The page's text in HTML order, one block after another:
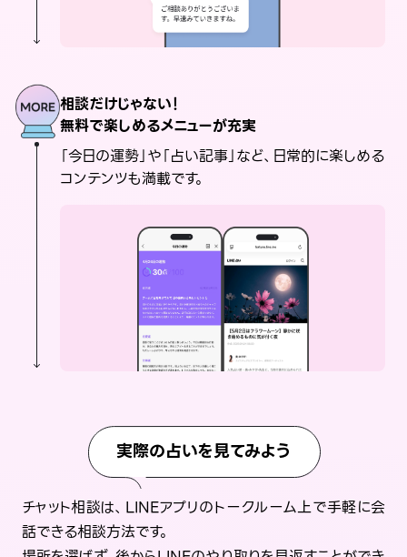
相談だけじゃない！
無料で楽しめるメニューが充実
「今日の運勢」や「占い記事」など、日常的に楽しめる
コンテンツも満載です。
実際の占いを見てみよう
チャット相談は、LINEアプリのトークルーム上で手軽に会
話できる相談方法です。